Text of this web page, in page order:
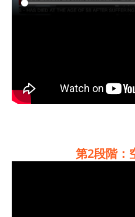
第2段階：